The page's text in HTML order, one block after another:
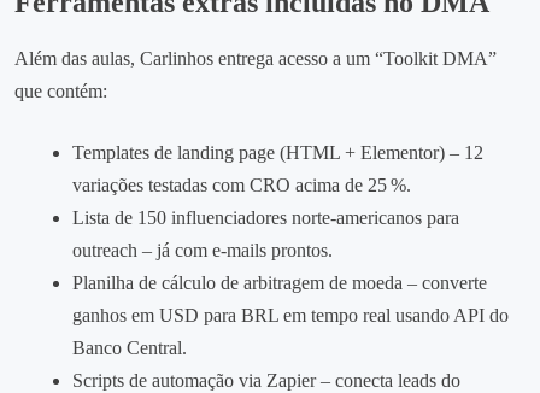
Além das aulas, Carlinhos entrega acesso a um “Toolkit DMA”
que contém:
Templates de landing page (HTML + Elementor) – 12
variações testadas com CRO acima de 25 %.
Lista de 150 influenciadores norte‑americanos para
outreach – já com e‑mails prontos.
Planilha de cálculo de arbitragem de moeda – converte
ganhos em USD para BRL em tempo real usando API do
Banco Central.
Scripts de automação via Zapier – conecta leads do